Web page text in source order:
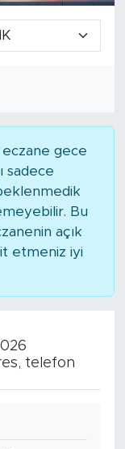
eczane gece
sadece
Bu
açık
etmeniz iyi
telefon